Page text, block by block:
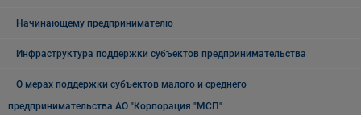
Начинающему предпринимателю
Инфраструктура поддержки субъектов предпринимательства
О мерах поддержки субъектов малого и среднего
предпринимательства АО "Корпорация "МСП"